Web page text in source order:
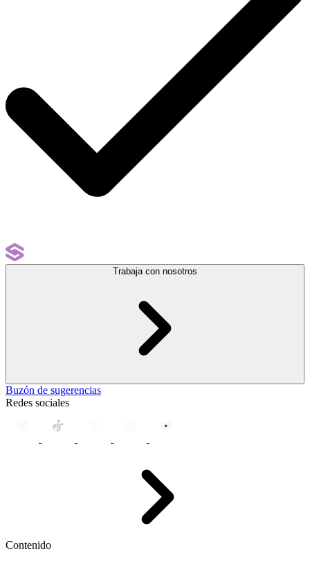
Trabaja con nosotros
Buzón de sugerencias
Redes sociales
Contenido